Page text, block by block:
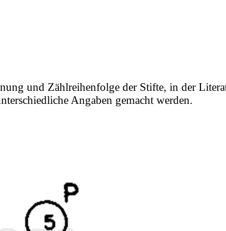
und Zählreihenfolge der Stifte, in der
Angaben gemacht werden.